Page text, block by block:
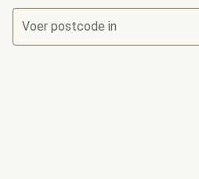
Voer postcode in